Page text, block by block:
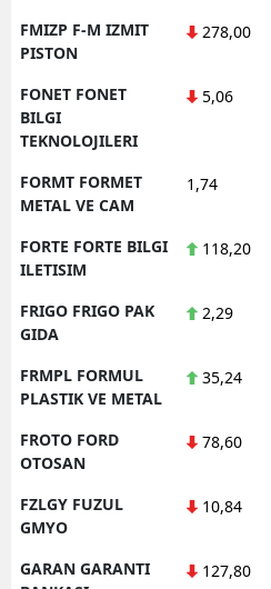
FMIZP F-M IZMIT
PISTON
278,00
FONET FONET
BILGI
TEKNOLOJILERI
5,06
FORMT FORMET
METAL VE CAM
1,74
FORTE FORTE BILGI
ILETISIM
118,20
FRIGO FRIGO PAK
GIDA
2,29
FRMPL FORMUL
PLASTIK VE METAL
35,24
FROTO FORD
OTOSAN
78,60
FZLGY FUZUL
GMYO
10,84
GARAN GARANTI
127,80